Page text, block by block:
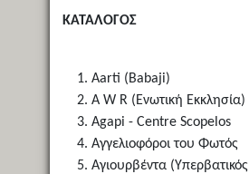
ΚΑΤΑΛΟΓΟΣ
Aarti (Babaji)
A W R (Ενωτική Εκκλησία)
Agapi - Centre Scopelos
Αγγελιοφόροι του Φωτός
Αγιουρβέντα